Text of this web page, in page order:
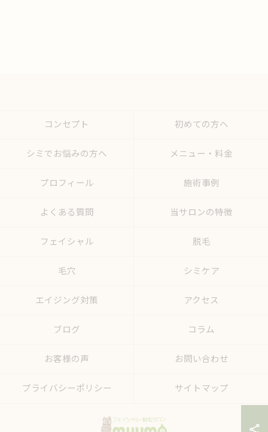
コンセプト 初めての方へ
シミでお悩みの方へ メニュー・料金
プロフィール 施術事例
よくある質問 当サロンの特徴
フェイシャル 脱毛
毛穴 シミケア
エイジング対策 アクセス
ブログ コラム
お客様の声 お問い合わせ
プライバシーポリシー サイトマップ